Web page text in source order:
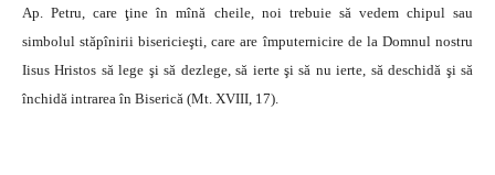
Ap. Petru, care ţine în mînă cheile, noi trebuie să vedem chipul sau
simbolul stăpînirii bisericieşti, care are împuternicire de la Domnul nostru
Iisus Hristos să lege şi să dezlege, să ierte şi să nu ierte, să deschidă şi să
închidă intrarea în Biserică (Mt. XVIII, 17).